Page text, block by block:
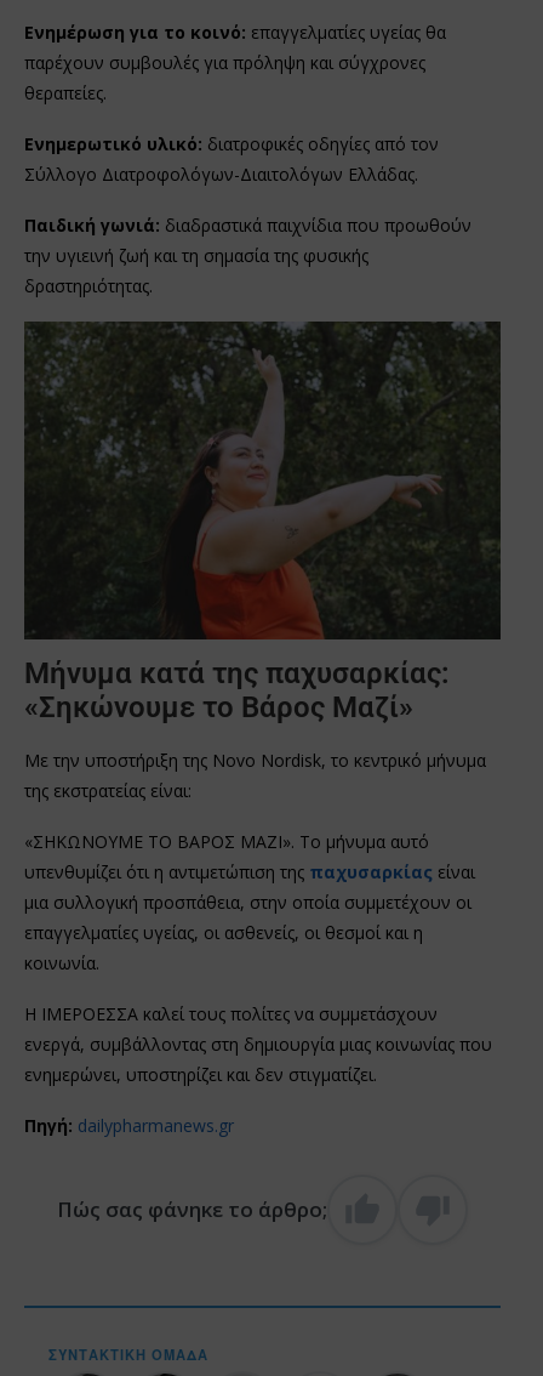
Ενημέρωση για το κοινό: επαγγελματίες υγείας θα
παρέχουν συμβουλές για πρόληψη και σύγχρονες
θεραπείες.
Ενημερωτικό υλικό: διατροφικές οδηγίες από τον
Σύλλογο Διατροφολόγων-Διαιτολόγων Ελλάδας.
Παιδική γωνιά: διαδραστικά παιχνίδια που προωθούν
την υγιεινή ζωή και τη σημασία της φυσικής
δραστηριότητας.
Μήνυμα κατά της παχυσαρκίας:
«Σηκώνουμε το Βάρος Μαζί»
Με την υποστήριξη της Novo Nordisk, το κεντρικό μήνυμα
της εκστρατείας είναι:
«ΣΗΚΩΝΟΥΜΕ ΤΟ ΒΑΡΟΣ ΜΑΖΙ». Το μήνυμα αυτό
υπενθυμίζει ότι η αντιμετώπιση της παχυσαρκίας είναι
μια συλλογική προσπάθεια, στην οποία συμμετέχουν οι
επαγγελματίες υγείας, οι ασθενείς, οι θεσμοί και η
κοινωνία.
Η ΙΜΕΡΟΕΣΣΑ καλεί τους πολίτες να συμμετάσχουν
ενεργά, συμβάλλοντας στη δημιουργία μιας κοινωνίας που
ενημερώνει, υποστηρίζει και δεν στιγματίζει.
Πηγή: dailypharmanews.gr
Πώς σας φάνηκε το άρθρο;
ΣΥΝΤΑΚΤΙΚΉ ΟΜΆΔΑ